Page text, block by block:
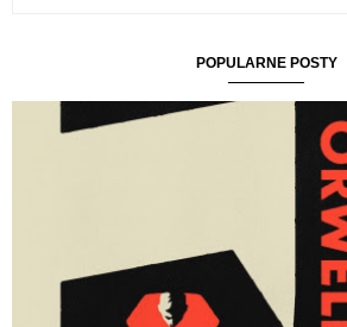
POPULARNE POSTY